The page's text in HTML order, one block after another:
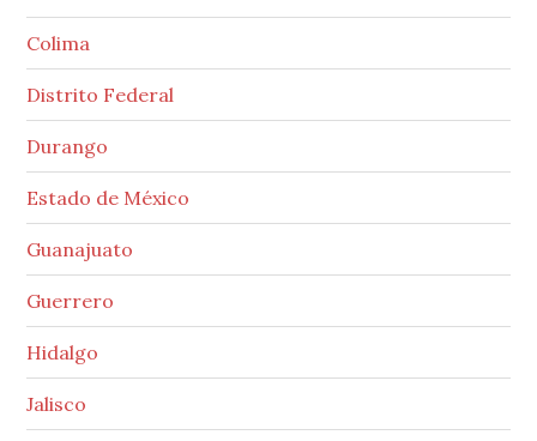
Colima
Distrito Federal
Durango
Estado de México
Guanajuato
Guerrero
Hidalgo
Jalisco